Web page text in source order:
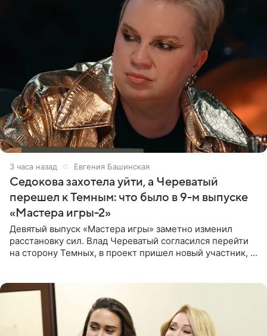
3 часа назад Евгения Башинская
Седокова захотела уйти, а Череватый
перешел к Темным: что было в 9-м выпуске
«Мастера игры-2»
Девятый выпуск «Мастера игры» заметно изменил
расстановку сил. Влад Череватый согласился перейти
на сторону Темных, в проект пришел новый участник, а